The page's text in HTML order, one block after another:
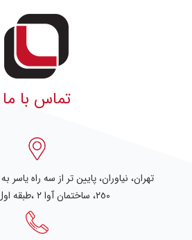
تماس با ما
تهران، نياوران، پایین تر از سه راه
٢٥٠، ساختمان آوا ۲ ،طبقه اول، واحد ۱۱